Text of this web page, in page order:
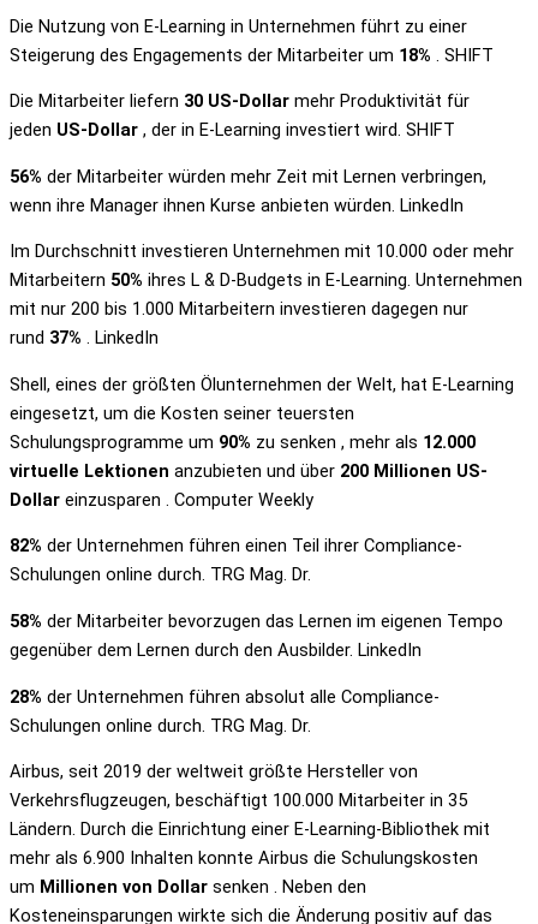
Die Nutzung von E-Learning in Unternehmen führt zu einer
Steigerung des Engagements der Mitarbeiter um 18% . SHIFT
Die Mitarbeiter liefern 30 US-Dollar mehr Produktivität für
jeden US-Dollar , der in E-Learning investiert wird. SHIFT
56% der Mitarbeiter würden mehr Zeit mit Lernen verbringen,
wenn ihre Manager ihnen Kurse anbieten würden. LinkedIn
Im Durchschnitt investieren Unternehmen mit 10.000 oder mehr
Mitarbeitern 50% ihres L & D-Budgets in E-Learning. Unternehmen
mit nur 200 bis 1.000 Mitarbeitern investieren dagegen nur
rund 37% . LinkedIn
Shell, eines der größten Ölunternehmen der Welt, hat E-Learning
eingesetzt, um die Kosten seiner teuersten
Schulungsprogramme um 90% zu senken , mehr als 12.000
virtuelle Lektionen anzubieten und über 200 Millionen US-
Dollar einzusparen . Computer Weekly
82% der Unternehmen führen einen Teil ihrer Compliance-
Schulungen online durch. TRG Mag. Dr.
58% der Mitarbeiter bevorzugen das Lernen im eigenen Tempo
gegenüber dem Lernen durch den Ausbilder. LinkedIn
28% der Unternehmen führen absolut alle Compliance-
Schulungen online durch. TRG Mag. Dr.
Airbus, seit 2019 der weltweit größte Hersteller von
Verkehrsflugzeugen, beschäftigt 100.000 Mitarbeiter in 35
Ländern. Durch die Einrichtung einer E-Learning-Bibliothek mit
mehr als 6.900 Inhalten konnte Airbus die Schulungskosten
um Millionen von Dollar senken . Neben den
Kosteneinsparungen wirkte sich die Änderung positiv auf das